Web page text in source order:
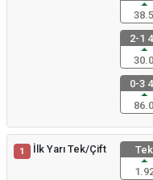
2-1
0-3
1 İlk Yarı Tek/Çift
Tek